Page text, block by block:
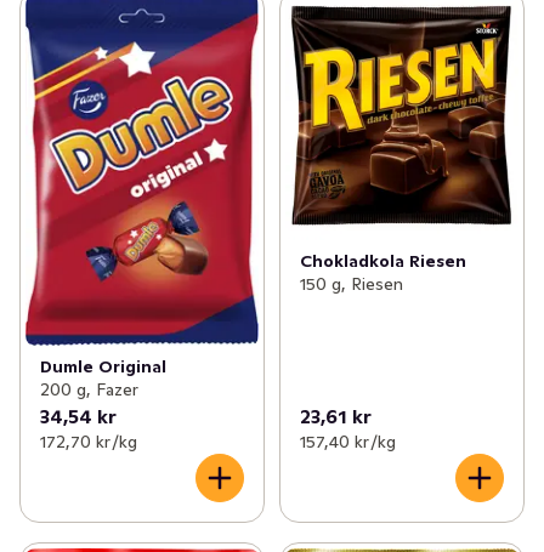
Dumle Original
200 g, Fazer
34,54 kr
172,70 kr /kg
Chokladkola Riesen
150 g, Riesen
23,61 kr
157,40 kr /kg